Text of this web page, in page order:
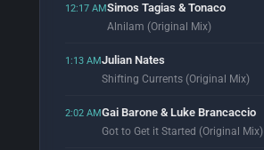
12:17 AMSimos Tagias & Tonaco
Alnilam (Original Mix)
1:13 AMJulian Nates
Shifting Currents (Original Mix)
2:02 AMGai Barone & Luke Brancaccio
Got to Get it Started (Original Mix)